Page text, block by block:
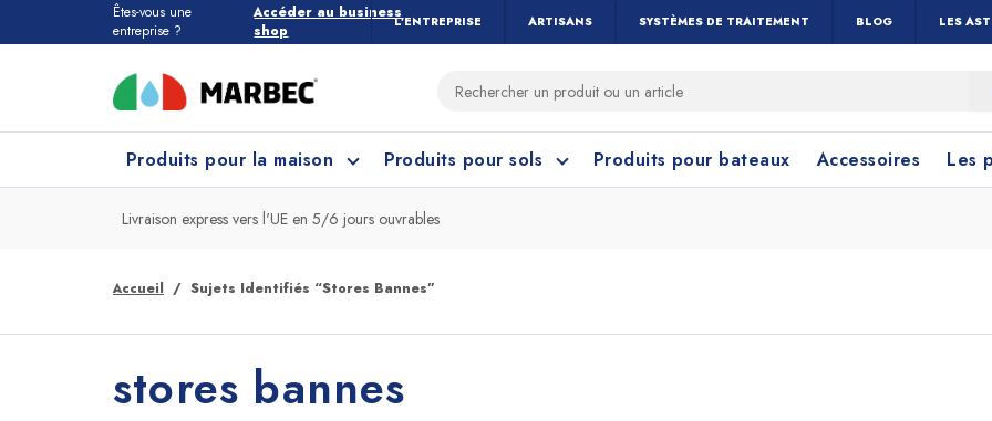
Êtes-vous une
entreprise ?
Accéder au business
shop
L’ENTREPRISE ARTISANS SYSTÈMES DE TRAITEMENT BLOG LES
Produits pour la maison
Tous les produits pour la maison
Nettoyage Cuisine
Produits pour sols
Quel étage devez-vous nettoyer ?
Marbres et Pierres
Produits pour bateaux Accessoires Les
Livraison express vers l'UE en 5/6 jours ouvrables
Accueil Sujets Identifiés “stores Bannes”
stores bannes